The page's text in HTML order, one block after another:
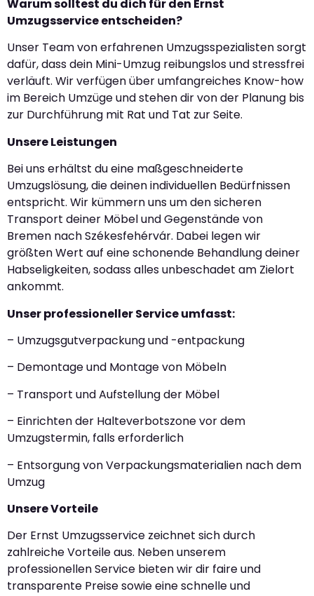
Warum solltest du dich für den Ernst
Umzugsservice entscheiden?
Unser Team von erfahrenen Umzugsspezialisten sorgt
dafür, dass dein Mini-Umzug reibungslos und stressfrei
verläuft. Wir verfügen über umfangreiches Know-how
im Bereich Umzüge und stehen dir von der Planung bis
zur Durchführung mit Rat und Tat zur Seite.
Unsere Leistungen
Bei uns erhältst du eine maßgeschneiderte
Umzugslösung, die deinen individuellen Bedürfnissen
entspricht. Wir kümmern uns um den sicheren
Transport deiner Möbel und Gegenstände von
Bremen nach Székesfehérvár. Dabei legen wir
größten Wert auf eine schonende Behandlung deiner
Habseligkeiten, sodass alles unbeschadet am Zielort
ankommt.
Unser professioneller Service umfasst:
– Umzugsgutverpackung und -entpackung
– Demontage und Montage von Möbeln
– Transport und Aufstellung der Möbel
– Einrichten der Halteverbotszone vor dem
Umzugstermin, falls erforderlich
– Entsorgung von Verpackungsmaterialien nach dem
Umzug
Unsere Vorteile
Der Ernst Umzugsservice zeichnet sich durch
zahlreiche Vorteile aus. Neben unserem
professionellen Service bieten wir dir faire und
transparente Preise sowie eine schnelle und